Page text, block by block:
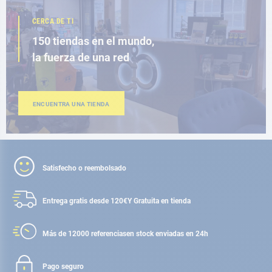
CERCA DE TI
150 tiendas en el mundo,
la fuerza de una red
ENCUENTRA UNA TIENDA
Satisfecho o reembolsado
Entrega gratis desde 120€Y Gratuita en tienda
Más de 12000 referenciasen stock enviadas en 24h
Pago seguro